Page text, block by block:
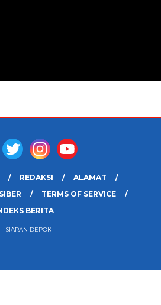
REDAKSI
ALAMAT
TERMS OF SERVICE
BERITA
SIARAN DEPOK